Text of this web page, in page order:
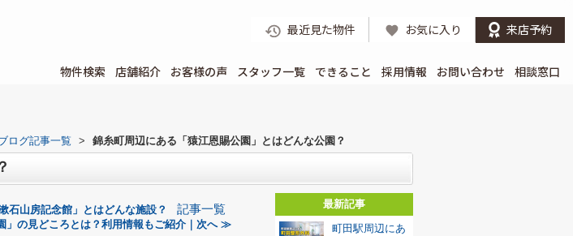
最近見た物件 お気に入り 来店予約
物件検索 店舗紹介 お客様の声 スタッフ一覧 できること 採用情報 お問い合わせ 相談窓口
ログ記事一覧 > 錦糸町周辺にある「猿江恩賜公園」とはどんな公園？
石山房記念館」とはどんな施設？ 記事一覧
」の見どころとは？利用情報もご紹介｜次へ ≫
最新記事
町田駅周辺にあ